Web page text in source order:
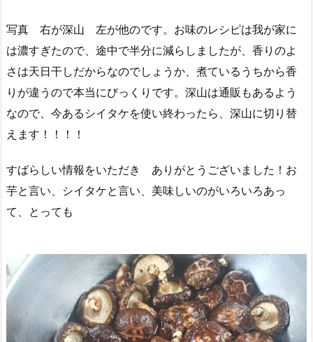
写真 右が深山 左が他のです。お味のレシピは我が家に
は濃すぎたので、途中で半分に減らしましたが、香りのよ
さは天日干しだからなのでしょうか、煮ているうちから香
りが違うので本当にびっくりです。深山は通販もあるよう
なので、今あるシイタケを使い終わったら、深山に切り替
えます！！！！
すばらしい情報をいただき ありがとうございました！お
芋と言い、シイタケと言い、美味しいのがいろいろあっ
て、とっても